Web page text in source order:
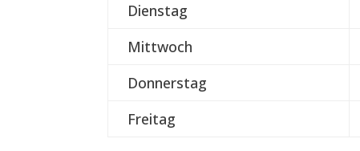
Dienstag
Mittwoch
Donnerstag
Freitag